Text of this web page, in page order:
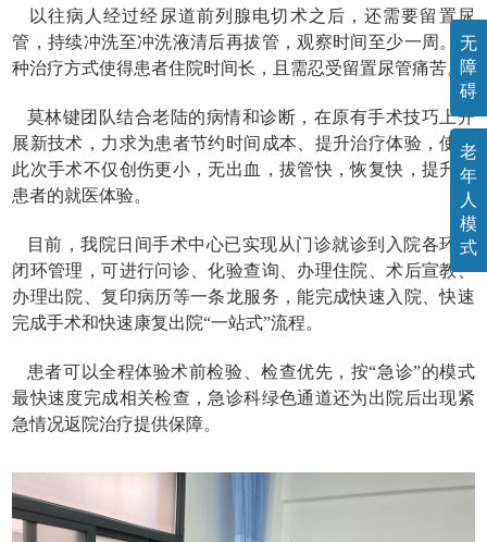
无
障
碍
老
年
人
模
式
以往病人经过经尿道前列腺电切术之后，还需要留置尿
管，持续冲洗至冲洗液清后再拔管，观察时间至少一周。这
种治疗方式使得患者住院时间长，且需忍受留置尿管痛苦。
莫林键团队结合老陆的病情和诊断，在原有手术技巧上开
展新技术，力求为患者节约时间成本、提升治疗体验，使得
此次手术不仅创伤更小，无出血，拔管快，恢复快，提升了
患者的就医体验。
目前，我院日间手术中心已实现从门诊就诊到入院各环节
闭环管理，可进行问诊、化验查询、办理住院、术后宣教、
办理出院、复印病历等一条龙服务，能完成快速入院、快速
完成手术和快速康复出院“一站式”流程。
患者可以全程体验术前检验、检查优先，按“急诊”的模式
最快速度完成相关检查，急诊科绿色通道还为出院后出现紧
急情况返院治疗提供保障。